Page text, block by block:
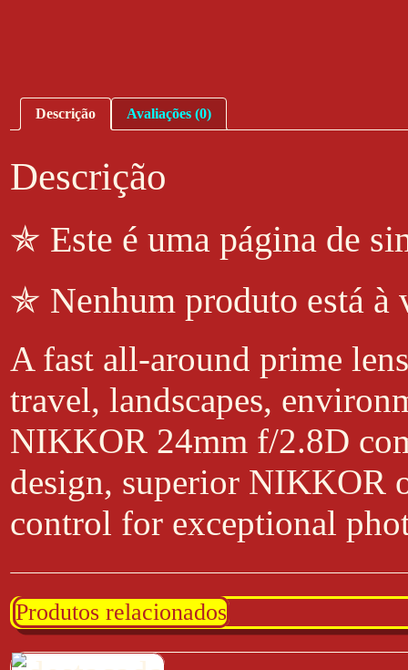
Descrição Avaliações (0)
Descrição
✯ Este é uma página de
✯ Nenhum produto está à
A fast all-around prime
travel, landscapes,
NIKKOR 24mm f/2.8D
design, superior NIKKOR
control for exceptional
Produtos relacionados